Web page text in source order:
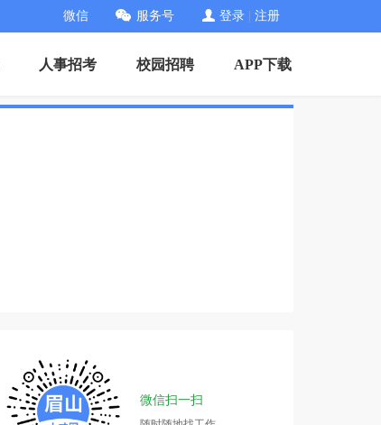
微信 服务号 登录 注册
人事招考 校园招聘 APP下载
微信扫一扫